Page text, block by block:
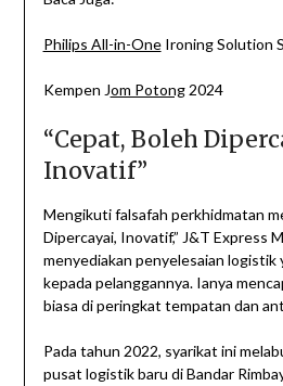
Philips All-in-OneIroning Solution
Kempen Jom Potong2024
“Cepat, Boleh
Inovatif”
Mengikuti falsafah perkhidmatan
Dipercayai, Inovatif,” J&T Express
menyediakan penyelesaian logistik
kepada pelanggannya. Ianya
biasa di peringkat tempatan dan
Pada tahun 2022, syarikat ini
pusat logistik baru di Bandar